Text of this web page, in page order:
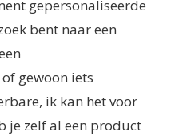
gepersonaliseerde
bent naar een
gewoon iets
ik kan het voor
je zelf al een product